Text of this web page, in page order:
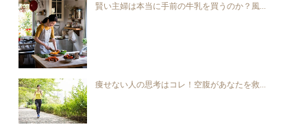
賢い主婦は本当に手前の牛乳を買うのか？風...
痩せない人の思考はコレ！空腹があなたを救...